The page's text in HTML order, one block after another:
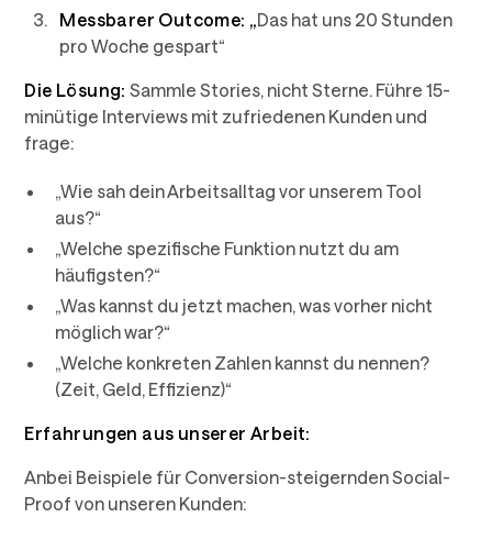
Messbarer Outcome: „Das hat uns 20 Stunden
pro Woche gespart“
Die Lösung: Sammle Stories, nicht Sterne. Führe 15-
minütige Interviews mit zufriedenen Kunden und
frage:
„Wie sah dein Arbeitsalltag vor unserem Tool
aus?“
„Welche spezifische Funktion nutzt du am
häufigsten?“
„Was kannst du jetzt machen, was vorher nicht
möglich war?“
„Welche konkreten Zahlen kannst du nennen?
(Zeit, Geld, Effizienz)“
Erfahrungen aus unserer Arbeit:
Anbei Beispiele für Conversion-steigernden Social-
Proof von unseren Kunden: